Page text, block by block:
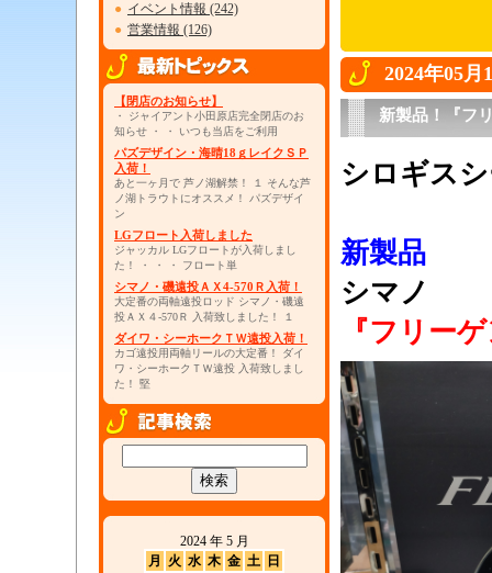
● イベント情報 (242)
● 営業情報 (126)
【閉店のお知らせ】
・ ジャイアント小田原店完全閉店のお
知らせ ・ ・ いつも当店をご利用
パズデザイン・海晴18ｇレイクＳＰ
入荷！
あと一ヶ月で 芦ノ湖解禁！ １ そんな芦
ノ湖トラウトにオススメ！ パズデザイ
ン
LGフロート入荷しました
ジャッカル LGフロートが入荷しまし
た！ ・ ・ ・ フロート単
シマノ・磯遠投ＡＸ4-570Ｒ入荷！
大定番の両軸遠投ロッド シマノ・磯遠
投ＡＸ４-570Ｒ 入荷致しました！ １
ダイワ・シーホークＴＷ遠投入荷！
カゴ遠投用両軸リールの大定番！ ダイ
ワ・シーホークＴＷ遠投 入荷致しまし
た！ 堅
2024 年 5 月
月
火 水 木 金 土 日
2024年05月
新製品！『フ
シロギス
新製品
シマノ
『フリー